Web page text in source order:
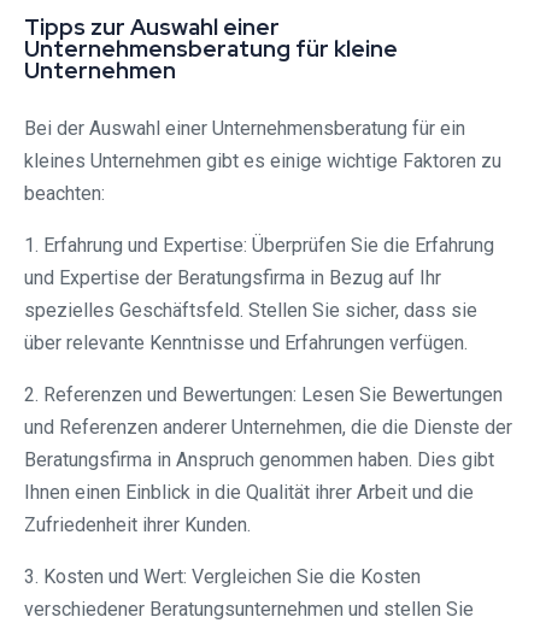
Tipps zur Auswahl einer
Unternehmensberatung für kleine
Unternehmen
Bei der Auswahl einer Unternehmensberatung für ein
kleines Unternehmen gibt es einige wichtige Faktoren zu
beachten:
1. Erfahrung und Expertise: Überprüfen Sie die Erfahrung
und Expertise der Beratungsfirma in Bezug auf Ihr
spezielles Geschäftsfeld. Stellen Sie sicher, dass sie
über relevante Kenntnisse und Erfahrungen verfügen.
2. Referenzen und Bewertungen: Lesen Sie Bewertungen
und Referenzen anderer Unternehmen, die die Dienste der
Beratungsfirma in Anspruch genommen haben. Dies gibt
Ihnen einen Einblick in die Qualität ihrer Arbeit und die
Zufriedenheit ihrer Kunden.
3. Kosten und Wert: Vergleichen Sie die Kosten
verschiedener Beratungsunternehmen und stellen Sie